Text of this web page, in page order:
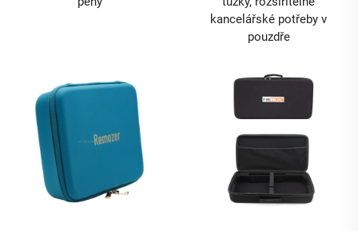
kancelářské potřeby v
pouzdře